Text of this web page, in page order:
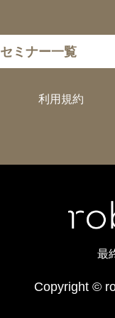
セミナー一覧
利用規約
最
Copyright ©